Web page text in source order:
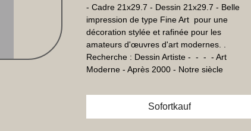
- Cadre 21x29.7 - Dessin 21x29.7 - Belle
impression de type Fine Art  pour une
décoration stylée et rafinée pour les
amateurs d'œuvres d'art modernes. .
Recherche : Dessin Artiste -  -  -  - Art
Moderne - Après 2000 - Notre siècle
Sofortkauf